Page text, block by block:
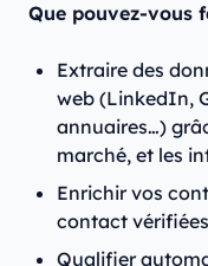
Que pouvez-vous
Extraire des
web (LinkedIn,
annuaires…)
marché, et les
Enrichir vos
contact
Qualifier